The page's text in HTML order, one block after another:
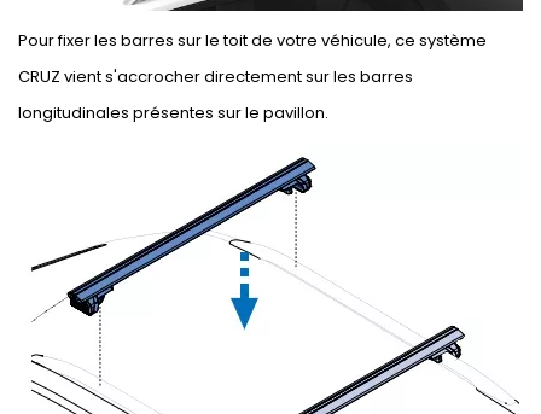
Pour fixer les barres sur le toit de votre véhicule, ce système
CRUZ vient s'accrocher directement sur les barres
longitudinales présentes sur le pavillon.